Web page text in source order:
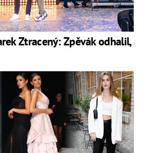
Ztracený: Zpěvák odhalil,